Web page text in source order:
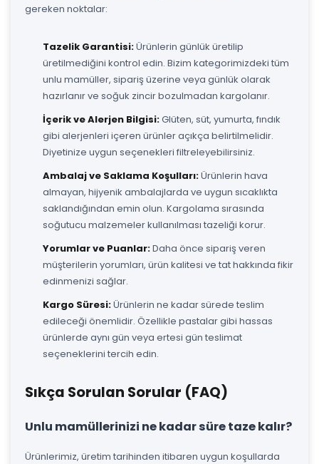
gereken noktalar:
Tazelik Garantisi:Ürünlerin günlük üretilip
üretilmediğini kontrol edin. Bizim kategorimizdeki tüm
unlu mamüller, sipariş üzerine veya günlük olarak
hazırlanır ve soğuk zincir bozulmadan kargolanır.
İçerik ve Alerjen Bilgisi:Glüten, süt, yumurta, fındık
gibi alerjenleri içeren ürünler açıkça belirtilmelidir.
Diyetinize uygun seçenekleri filtreleyebilirsiniz.
Ambalaj ve Saklama Koşulları:Ürünlerin hava
almayan, hijyenik ambalajlarda ve uygun sıcaklıkta
saklandığından emin olun. Kargolama sırasında
soğutucu malzemeler kullanılması tazeliği korur.
Yorumlar ve Puanlar:Daha önce sipariş veren
müşterilerin yorumları, ürün kalitesi ve tat hakkında fikir
edinmenizi sağlar.
Kargo Süresi:Ürünlerin ne kadar sürede teslim
edileceği önemlidir. Özellikle pastalar gibi hassas
ürünlerde aynı gün veya ertesi gün teslimat
seçeneklerini tercih edin.
Sıkça Sorulan Sorular (FAQ)
Unlu mamüllerinizi ne kadar süre taze kalır?
Ürünlerimiz, üretim tarihinden itibaren uygun koşullarda